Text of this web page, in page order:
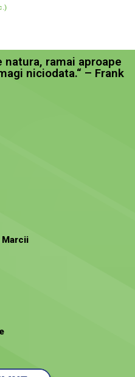
natura, ramai aproape
niciodata.“ – Frank